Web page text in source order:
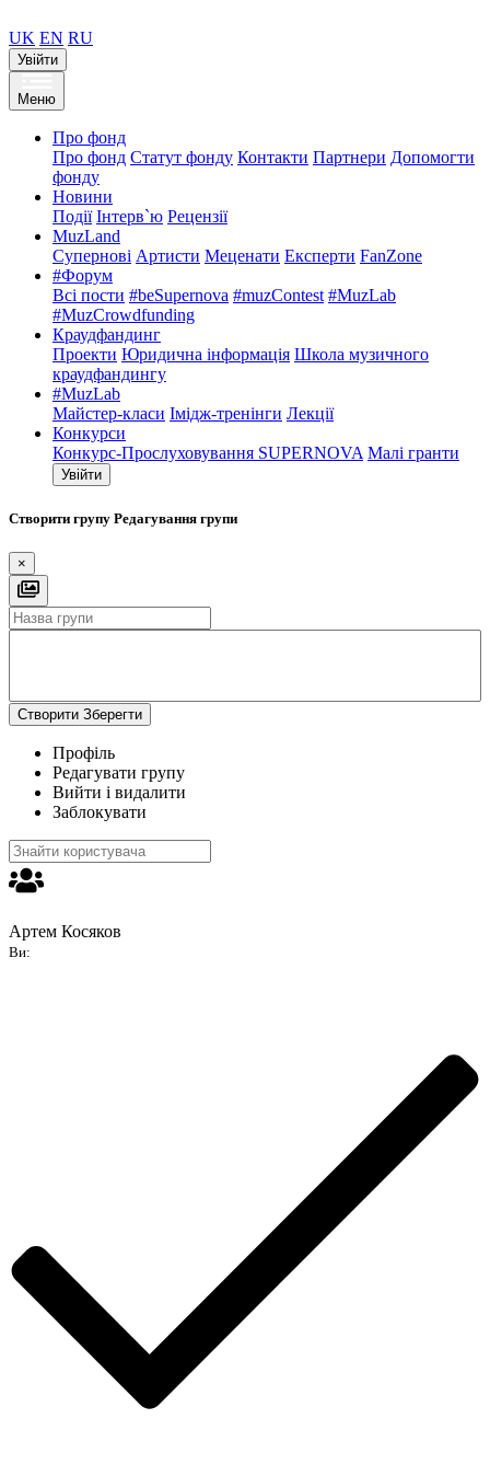
UK EN RU
Увійти
Меню
Про фонд
Про фонд Статут фонду Контакти Партнери Допомогти
фонду
Новини
Події Інтерв`ю Рецензії
MuzLand
Супернові Артисти Меценати Експерти FanZone
#Форум
Всі пости #beSupernova #muzContest #MuzLab
#MuzCrowdfunding
Краудфандинг
Проекти Юридична інформація Школа музичного
краудфандингу
#MuzLab
Майстер-класи Імідж-тренінги Лекції
Конкурси
Конкурс-Прослуховування SUPERNOVA Малі гранти
Увійти
Створити групу Редагування групи
×
Створити Зберегти
Профіль
Редагувати групу
Вийти і видалити
Заблокувати
Артем Косяков
Ви: